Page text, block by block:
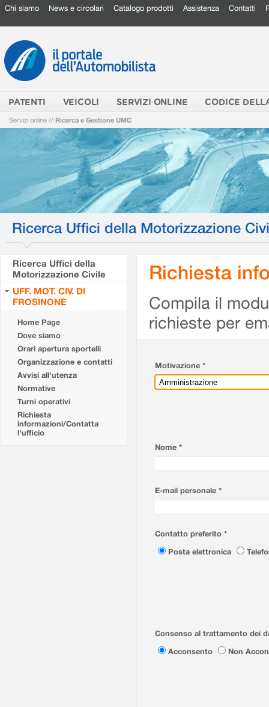
Chi siamo News e circolari Catalogo prodotti Assistenza Contatti
PATENTI VEICOLI SERVIZI ONLINE CODICE
Servizi online // Ricerca e Gestione UMC
Ricerca Uffici della Motorizzazione
Ricerca Uffici della
Motorizzazione Civile
UFF. MOT. CIV. DI
FROSINONE
Home Page
Dove siamo
Orari apertura sportelli
Organizzazione e contatti
Avvisi all'utenza
Normative
Turni operativi
Richiesta
informazioni/Contatta
l'ufficio
Richiesta
Compila il
richieste per
Motivazione *
Nome *
E-mail personale *
Contatto preferito *
Posta elettronica
Consenso al trattamento dei
Acconsento
Non